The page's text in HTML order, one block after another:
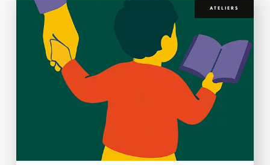
ATELIERS